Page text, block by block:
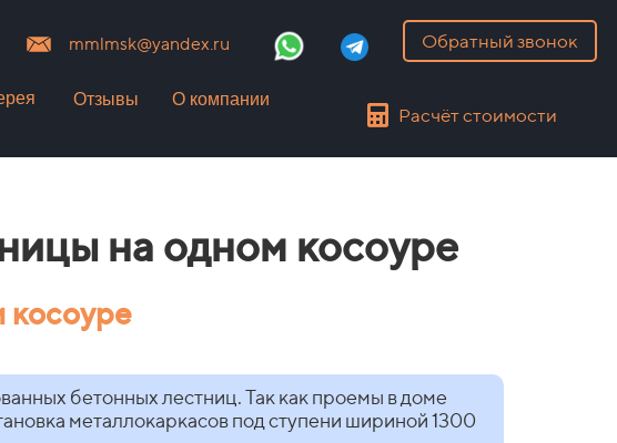
mmlmsk@yandex.ru Обратный звонок
Отзывы О компании
Расчёт стоимости
на одном косоуре
косоуре
бетонных лестниц. Так как проемы в доме
металлокаркасов под ступени шириной 1300